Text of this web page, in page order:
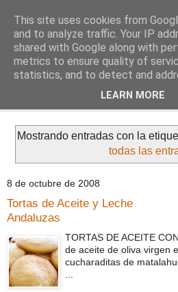
Comoju
La Cocina del Día a Día y el día a
Mostrando entradas con la
todas las
8 de octubre de 2008
Tortas de Aceite y Leche
Andaluzas
TORTAS DE ACEITE
de aceite de oliva virgen
cucharaditas de
This site uses cookies from
and to analyze traffic. Your IP
shared with Google along with
metrics to ensure quality of
statistics, and to detect and
LEARN MORE